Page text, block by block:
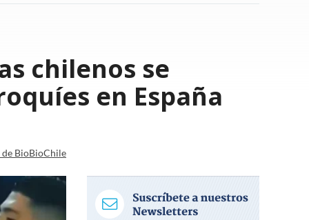
chilenos se
en España
de BioBioChile